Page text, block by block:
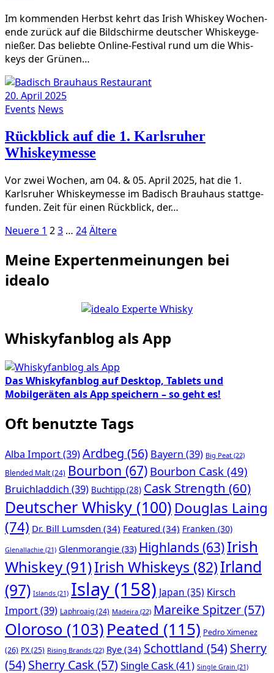
Im kom­men­den Herbst kehrt das Irish Whis­key Wochen­
en­de zurück auf die Bild­schir­me deut­scher Whis­key­ge­
nie­ßer. Das belieb­te Online-Fes­­ti­­val rund um die Whis­
keys der Grünen…
20. April 2025
Events News
Rückblick auf die 1. Karlsruher
Whiskeymesse
Vor zwei Wochen, am 04. & 05. April 2025, hat die 1.
Karls­ru­her Whis­key­mes­se im Badisch Brau­haus statt­ge­
fun­den. Zeit für einen Rück­blick, der…
Seitennummerierung
der
Beiträge
Neuere Neuere
Seite
1 Seite
2Seite
3 … Seite
24ÄltereÄltere
Meine Expertenmeinungen bei
idealo
Whiskyfanblog als App
Das Whiskyfanblog auf Desktop, Tablets und
Mobilgeräten als App speichern – so geht es!
Oft benutzte Tags
Alba Import(39)Ardbeg (56) Bayern (39) Big Peat (22)
Blended Malt(24) Bourbon (67) Bourbon Cask (49)
Bruichladdich (39) Buchtipp(28) Cask Strength (60)
Deutscher Whisky (100) Douglas Laing
(74) Dr. Bill Lumsden (34) Featured (34) Franken (30)
Glenallachie (21) Glenmorangie (33) Highlands (63)Irish
Whiskey(91)Irish Whiskeys (82)Irland
(97) Islands (21) Islay (158) Japan (35) Kirsch
Import(39) Laphroaig(24) Madeira (22) Mareike Spitzer(57)
Oloroso (103) Peated (115) Pedro Ximenez
(26) PX(25) Rising Brands (22) Rye (34) Schottland (54) Sherry
(54) Sherry Cask(57)Single Cask(41) Single Grain (21)